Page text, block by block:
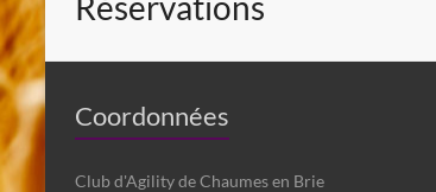
Coordonnées
Club d'Agility de Chaumes en Brie